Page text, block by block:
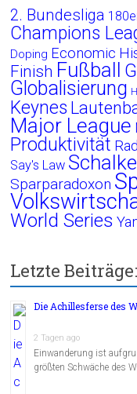
2. Bundesliga
Champions
Doping Economic
Finish Fußball
Globalisierung
Keynes
Major League
Produktivität
Say's Law Schalke
Sparparadoxon
World Series
Letzte Beiträge:
Die Achillesferse des
2 Tagen ago
Einwanderung ist
größten Schwäche des